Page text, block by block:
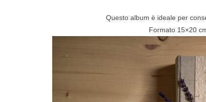
Questo album è ideale per
Formato 15×20